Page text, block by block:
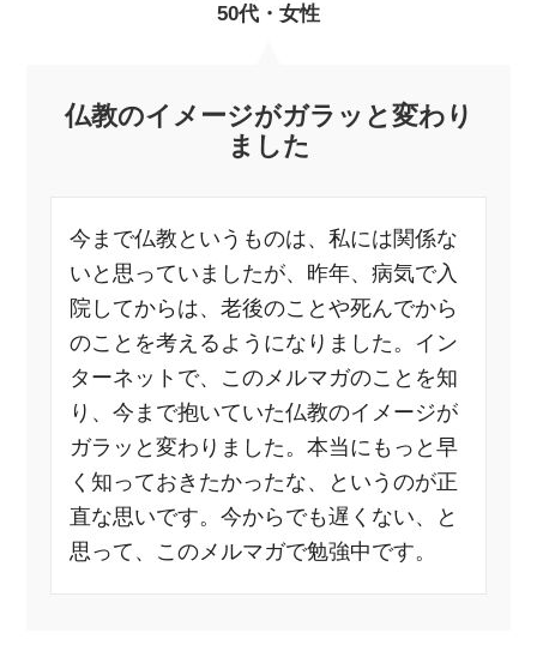
50代・女性
仏教のイメージがガラッと変わり
ました
今まで仏教というものは、私には関係な
いと思っていましたが、昨年、病気で入
院してからは、老後のことや死んでから
のことを考えるようになりました。イン
ターネットで、このメルマガのことを知
り、今まで抱いていた仏教のイメージが
ガラッと変わりました。本当にもっと早
く知っておきたかったな、というのが正
直な思いです。今からでも遅くない、と
思って、このメルマガで勉強中です。